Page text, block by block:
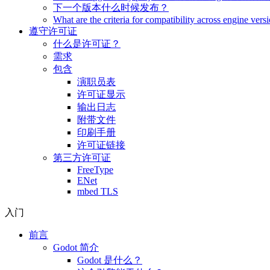
下一个版本什么时候发布？
What are the criteria for compatibility across engine
遵守许可证
什么是许可证？
需求
包含
演职员表
许可证显示
输出日志
附带文件
印刷手册
许可证链接
第三方许可证
FreeType
ENet
mbed TLS
入门
前言
Godot 简介
Godot 是什么？